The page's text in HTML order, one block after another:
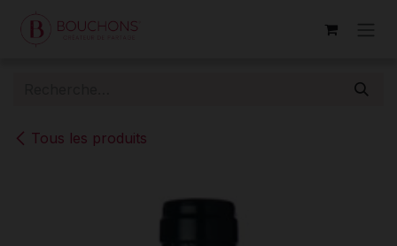
Se rendre au contenu
Tous les produits